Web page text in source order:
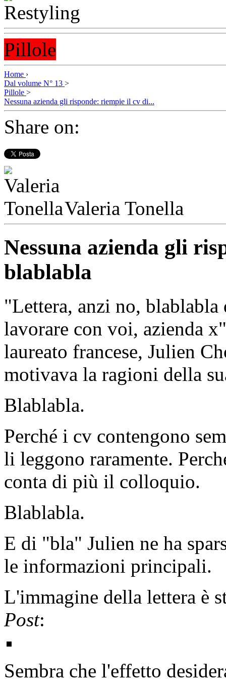
Pillole
Home ›
Dal volume N° 13 >
Pillole >
Nessuna azienda gli risponde: riempie il cv di...
Share on:
Valeria Tonella
Nessuna azienda gli
blablabla
"Lettera, anzi no,
lavorare con voi, azienda
laureato francese, Julien
motivava la ragioni della
Blablabla.
Perché i cv contengono
li leggono raramente.
conta di più il colloquio.
Blablabla.
E di "bla" Julien ne ha
le informazioni principali.
L'immagine della lettera è
Post:
Sembra che l'effetto